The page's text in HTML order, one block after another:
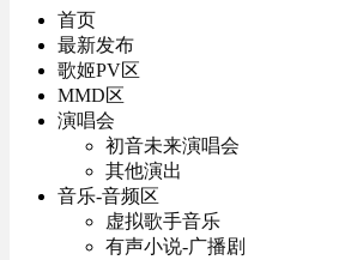
首页
最新发布
歌姬PV区
MMD区
演唱会
初音未来演唱会
其他演出
音乐-音频区
虚拟歌手音乐
有声小说-广播剧